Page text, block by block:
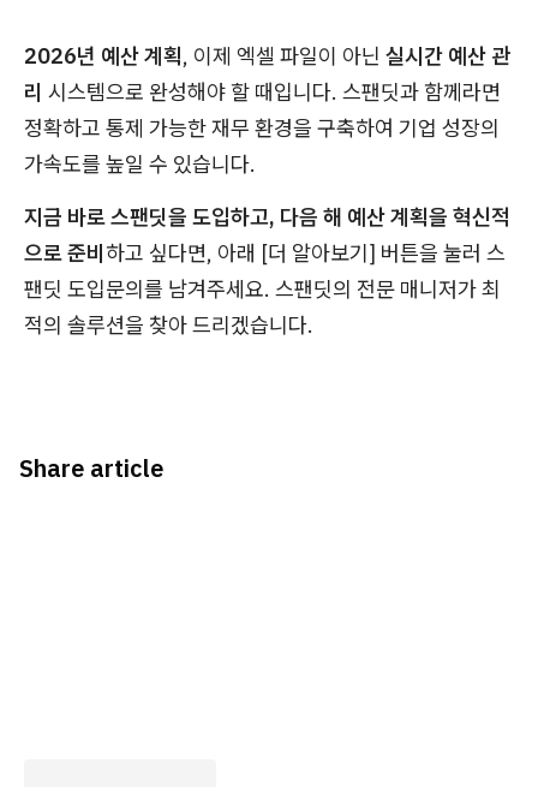
2026년 예산 계획, 이제 엑셀 파일이 아닌 실시간 예산 관
리 시스템으로 완성해야 할 때입니다. 스팬딧과 함께라면
정확하고 통제 가능한 재무 환경을 구축하여 기업 성장의
가속도를 높일 수 있습니다.
지금 바로 스팬딧을 도입하고, 다음 해 예산 계획을 혁신적
으로 준비하고 싶다면, 아래 [더 알아보기] 버튼을 눌러 스
팬딧 도입문의를 남겨주세요. 스팬딧의 전문 매니저가 최
적의 솔루션을 찾아 드리겠습니다.
Share article